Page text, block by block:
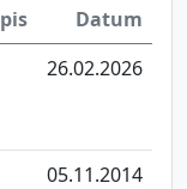
Datum
26.02.2026
05.11.2014